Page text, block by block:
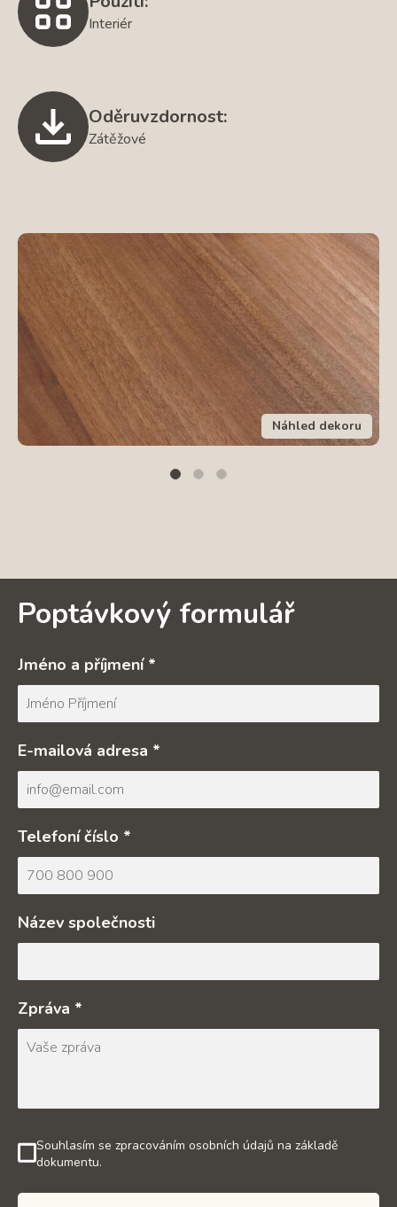
Interiér
Oděruvzdornost:
Zátěžové
Náhled dekoru
Poptávkový formulář
Jméno a příjmení *
E-mailová adresa *
Telefoní číslo *
Název společnosti
Zpráva *
Souhlasím se zpracováním osobních údajů na základě
dokumentu.